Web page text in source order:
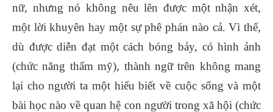
nữ, nhưng nó không nêu lên được một nhận xét,
một lời khuyên hay một sự phê phán nào cả. Vì thế,
dù được diễn đạt một cách bóng bảy, có hình ảnh
(chức năng thẩm mỹ), thành ngữ trên không mang
lại cho người ta một hiểu biết về cuộc sống và một
bài học nào về quan hệ con người trong xã hội (chức